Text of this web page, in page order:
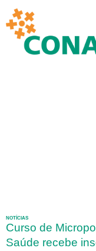
NOTÍCIAS
Curso de
Saúde recebe